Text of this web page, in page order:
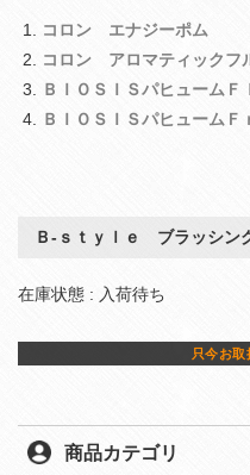
コロン エナジーポム
コロン アロマティックフ
ＢＩＯＳＩＳパヒュームＦ
ＢＩＯＳＩＳパヒュームＦ
Ｂ‐ｓｔｙｌｅ ブラッシ
在庫状態 : 入荷待ち
只今お
商品カテゴリ